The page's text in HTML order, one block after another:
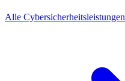
Alle Cybersicherheitsleistungen